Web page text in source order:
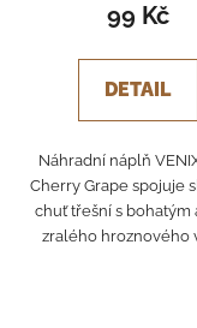
99 Kč
DETAIL
Náhradní náplň
Cherry Grape spojuje
chuť třešní s bohatým
zralého hroznového